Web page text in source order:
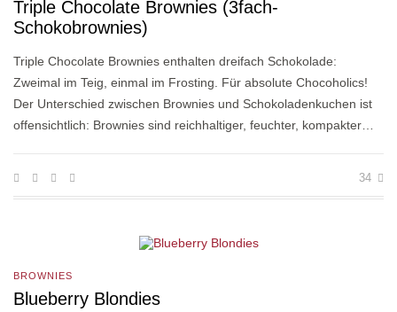
Triple Chocolate Brownies (3fach-
Schokobrownies)
Triple Chocolate Brownies enthalten dreifach Schokolade:
Zweimal im Teig, einmal im Frosting. Für absolute Chocoholics!
Der Unterschied zwischen Brownies und Schokoladenkuchen ist
offensichtlich: Brownies sind reichhaltiger, feuchter, kompakter…
34
BROWNIES
Blueberry Blondies